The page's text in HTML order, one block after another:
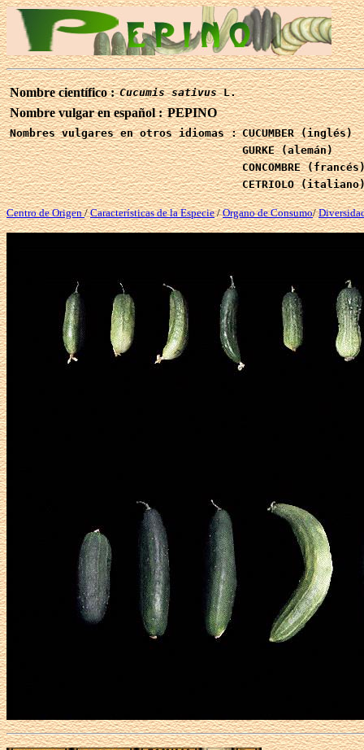
Nombre científico : Cucumis sativusL.
Nombre vulgar en español : PEPINO
Nombres vulgares en otros idiomas : CUCUMBER (inglés)
GURKE (alemán)
CONCOMBRE
CETRIOLO
Centro de Origen/Características de la Especie/Organo de Consumo/